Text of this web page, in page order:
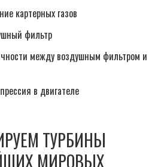
картерных газов
фильтр
между воздушным фильтром и
в двигателе
ТУРБИНЫ
МИРОВЫХ